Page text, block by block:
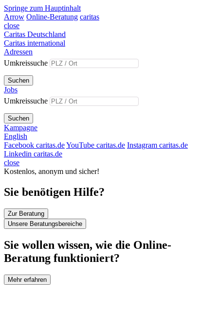
Springe zum Hauptinhalt
Arrow Online-Beratung caritas
close
Caritas Deutschland
Caritas international
Adressen
Umkreissuche
Suchen
Jobs
Umkreissuche
Suchen
Kampagne
English
Facebook caritas.deYouTube caritas.de Instagram caritas.de
Linkedin caritas.de
close
Kostenlos, anonym und sicher!
Sie benötigen Hilfe?
Zur Beratung
Unsere Beratungsbereiche
Sie wollen wissen, wie die Online-
Beratung funktioniert?
Mehr erfahren